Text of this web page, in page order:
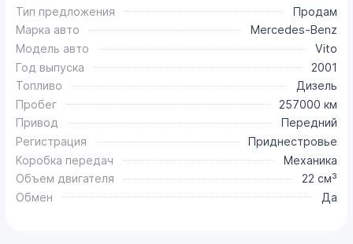
Тип предложения
Продам
Марка авто
Mercedes-Benz
Модель авто
Vito
Год выпуска
2001
Топливо
Дизель
Пробег
257000 км
Привод
Передний
Регистрация
Приднестровье
Коробка передач
Механика
Объем двигателя
22 см³
Обмен
Да